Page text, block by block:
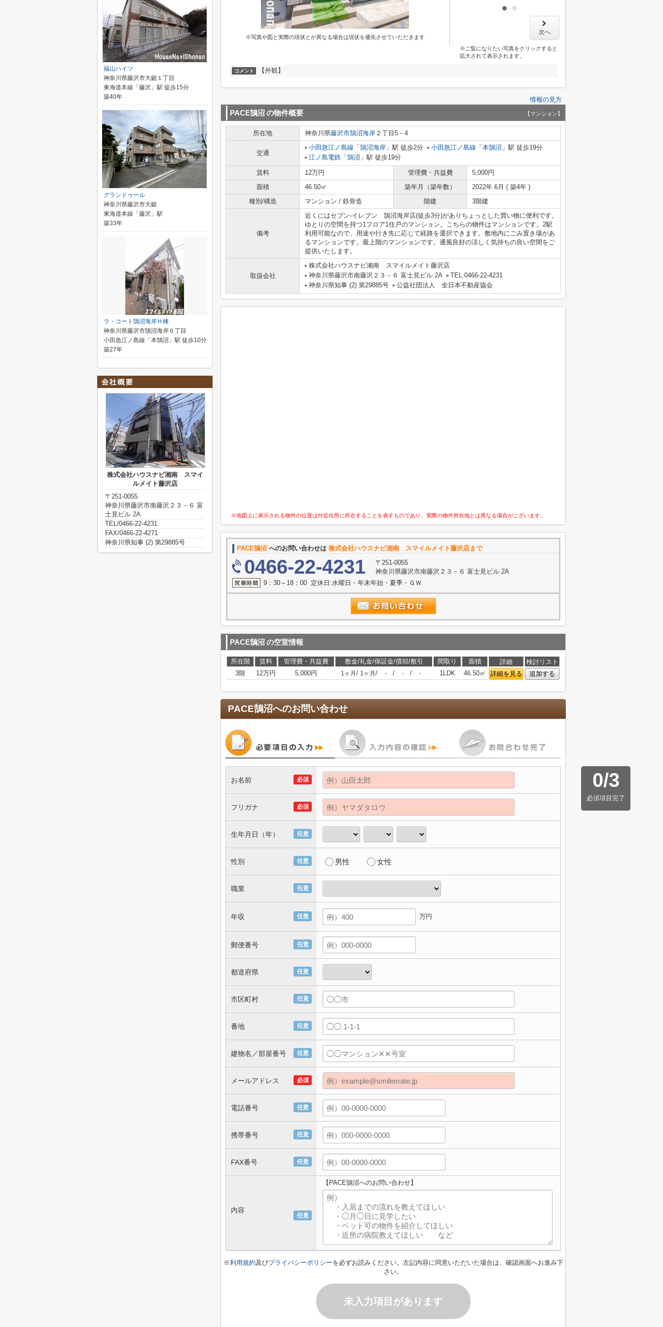
※写真や図と実際の現状とが異なる場合は現状を優先させていただきます
次へ
※ご覧になりたい写真をクリックすると
拡大されて表示されます。
コメント 【外観】
情報の見方
PACE鵠沼の物件概要 【マンション】
所在地 神奈川県藤沢市鵠沼海岸 ２丁目5－4
交通
小田急江ノ島線 「 鵠沼海岸 」駅 徒歩2分 小田急江ノ島線 「 本鵠沼 」駅 徒歩19分
江ノ島電鉄 「 鵠沼 」駅 徒歩19分
賃料 12万円 管理費・共益費
5,000円
面積
46.50㎡ 築年月（築年数）
2022年 6月 ( 築4年 )
種別/構造
マンション / 鉄骨造 階建 3階建
備考
近くにはセブン-イレブン 鵠沼海岸店(徒歩3分)がありちょっとした買い物に便利です。
ゆとりの空間を持つ1フロア1住戸のマンション。こちらの物件はマンションです。2駅
利用可能なので、用途や行き先に応じて経路を選択できます。敷地内にごみ置き場があ
るマンションです。最上階のマンションです。通風良好の涼しく気持ちの良い空間をご
提供いたします。
取扱会社
株式会社ハウスナビ湘南 スマイルメイト藤沢店
神奈川県藤沢市南藤沢２３－６ 富士見ビル 2A
TEL:0466-22-4231
神奈川県知事 (2) 第29885号
公益社団法人 全日本不動産協会
※地図上に表示される物件の位置は付近住所に所在することを表すものであり、実際の物件所在地とは異なる場合がございます。
PACE鵠沼 へのお問い合わせは 株式会社ハウスナビ湘南 スマイルメイト藤沢店まで
0466-22-4231
〒251-0055
神奈川県藤沢市南藤沢２３－６ 富士見ビル 2A
9：30～18：00 定休日:水曜日・年末年始・夏季・ＧＷ
PACE鵠沼の空室情報
所在階 賃料 管理費・共益費 敷金/礼金/保証金/償却/敷引 間取り 面積 詳細
検討リスト
3階
12万円 5,000円 1ヶ月 / 1ヶ月 / - / - / - 1LDK 46.50㎡ 詳細を見る 追加する
PACE鵠沼へのお問い合わせ
0/3
必須項目完了
必須
お名前
必須
フリガナ
任意
生年月日（年）
任意
性別 男性 女性
任意
職業
任意
年収 万円
任意
郵便番号
任意
都道府県
任意
市区町村
任意
番地
任意
建物名／部屋番号
必須
メールアドレス
任意
電話番号
任意
携帯番号
任意
FAX番号
任意
内容
【PACE鵠沼へのお問い合わせ】
※利用規約及びプライバシーポリシーを必ずお読みください。左記内容に同意いただいた場合は、確認画面へお進み下
さい。
未入力項目があります
福山ハイツ
神奈川県藤沢市大鋸１丁目
東海道本線「藤沢」駅 徒歩15分
築40年
グランドゥール
神奈川県藤沢市大鋸
東海道本線「藤沢」駅
築33年
ラ・コート鵠沼海岸Ｈ棟
神奈川県藤沢市鵠沼海岸６丁目
小田急江ノ島線「本鵠沼」駅 徒歩10分
築27年
株式会社ハウスナビ湘南 スマイ
ルメイト藤沢店
〒251-0055
神奈川県藤沢市南藤沢２３－６ 富
士見ビル 2A
TEL/0466-22-4231
FAX/0466-22-4271
神奈川県知事 (2) 第29885号